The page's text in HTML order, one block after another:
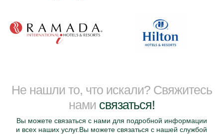
Не нашли то, что искали? Свяжитесь
нами связаться!
Вы можете связаться с нами для подробной информации
и всех наших услуг.Вы можете связаться с нашей службой